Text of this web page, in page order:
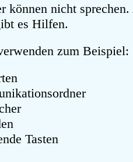
können nicht sprechen.
es Hilfen.
zum Beispiel:
Tasten